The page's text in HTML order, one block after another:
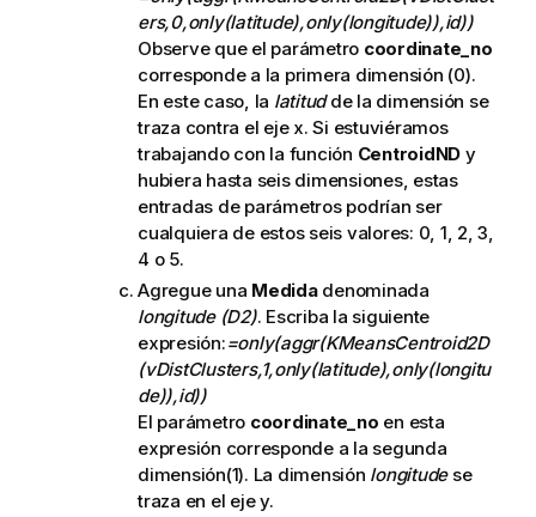
ers,0,only(latitude),only(longitude)),id))
Observe que el parámetro coordinate_no
corresponde a la primera dimensión (0).
En este caso, la latitudde la dimensión se
traza contra el eje x. Si estuviéramos
trabajando con la función CentroidND y
hubiera hasta seis dimensiones, estas
entradas de parámetros podrían ser
cualquiera de estos seis valores: 0, 1, 2, 3,
4 o 5.
Agregue una Medidadenominada
longitude (D2). Escriba la siguiente
expresión:=only(aggr(KMeansCentroid2D
(vDistClusters,1,only(latitude),only(longitu
de)),id))
El parámetro coordinate_no en esta
expresión corresponde a la segunda
dimensión(1). La dimensión longitudese
traza en el eje y.